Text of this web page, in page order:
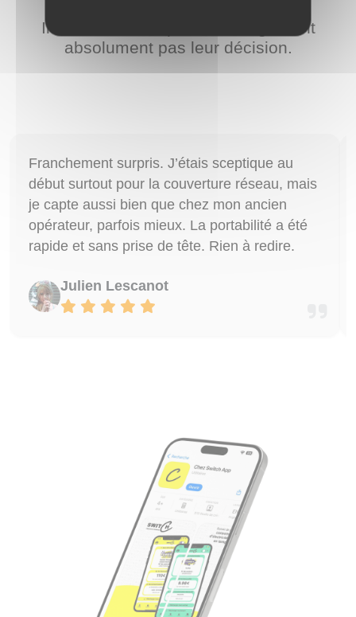
Ils ont franchi le pas et ne regrettent
absolument pas leur décision.
Franchement surpris. J’étais sceptique au
début surtout pour la couverture réseau, mais
je capte aussi bien que chez mon ancien
opérateur, parfois mieux. La portabilité a été
rapide et sans prise de tête. Rien à redire.
Julien Lescanot